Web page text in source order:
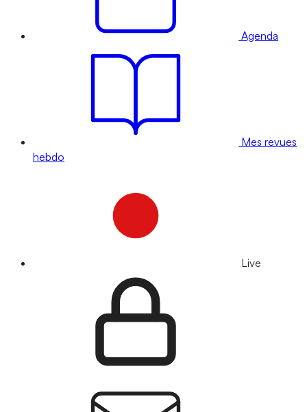
Agenda
Mes revues
hebdo
Live